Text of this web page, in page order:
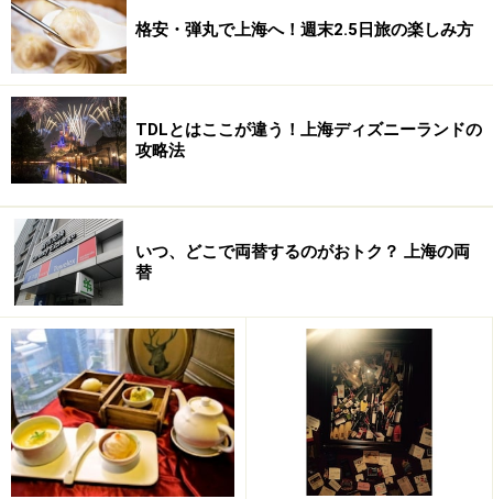
格安・弾丸で上海へ！週末2.5日旅の楽しみ方
TDLとはここが違う！上海ディズニーランドの
攻略法
いつ、どこで両替するのがおトク？ 上海の両
替